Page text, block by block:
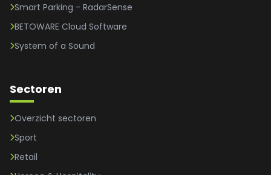
Smart Parking - RadarSense
BETOWARE Cloud Software
System of a Sound
Sectoren
Overzicht sectoren
Sport
Retail